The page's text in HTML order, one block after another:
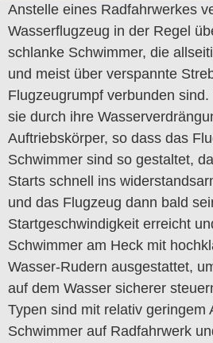
Anstelle eines Radfahrwerkes
Wasserflugzeug in der Regel
schlanke Schwimmer, die
und meist über verspannte
Flugzeugrumpf verbunden
sie durch ihre
Auftriebskörper, so dass das
Schwimmer sind so gestaltet,
Starts schnell ins
und das Flugzeug dann bald
Startgeschwindigkeit erreicht
Schwimmer am Heck mit
Wasser-Rudern ausgestattet,
auf dem Wasser sicherer
Typen sind mit relativ geringem
Schwimmer auf Radfahrwerk